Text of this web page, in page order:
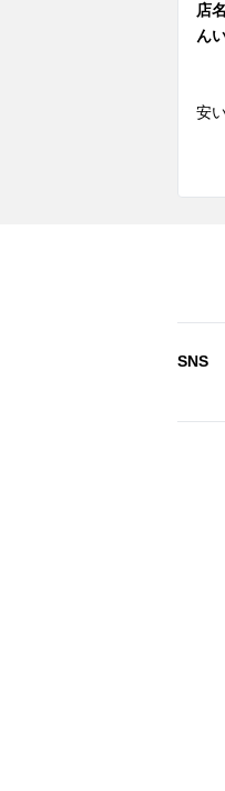
店
ん
安
(
ま
北
SNS